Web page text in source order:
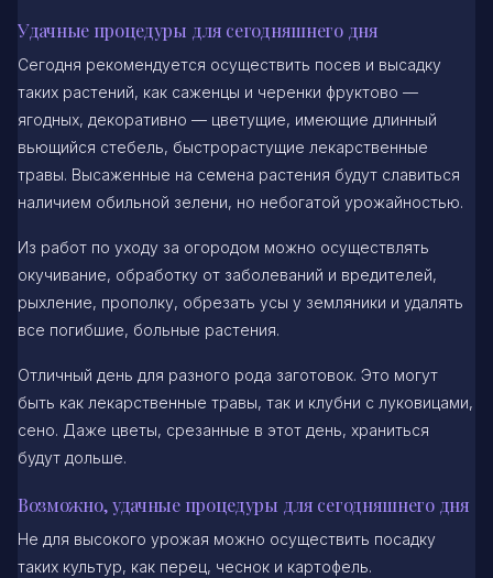
Удачные процедуры для сегодняшнего дня
Сегодня рекомендуется осуществить посев и высадку
таких растений, как саженцы и черенки фруктово —
ягодных, декоративно — цветущие, имеющие длинный
вьющийся стебель, быстрорастущие лекарственные
травы. Высаженные на семена растения будут славиться
наличием обильной зелени, но небогатой урожайностью.
Из работ по уходу за огородом можно осуществлять
окучивание, обработку от заболеваний и вредителей,
рыхление, прополку, обрезать усы у земляники и удалять
все погибшие, больные растения.
Отличный день для разного рода заготовок. Это могут
быть как лекарственные травы, так и клубни с луковицами,
сено. Даже цветы, срезанные в этот день, храниться
будут дольше.
Возможно, удачные процедуры для сегодняшнего дня
Не для высокого урожая можно осуществить посадку
таких культур, как перец, чеснок и картофель.